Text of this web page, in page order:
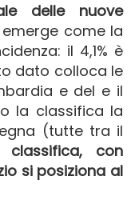
delle nuove
come la
il 4,1% è
dato colloca le
e del e il
la classifica la
(tutte tra il
classifica, con
si posiziona al